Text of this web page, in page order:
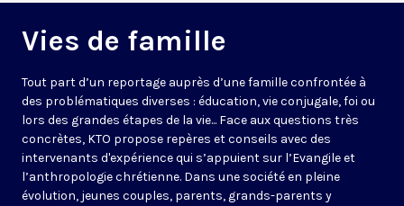
Vies de famille
Tout part d’un reportage auprès d’une famille confrontée à
des problématiques diverses : éducation, vie conjugale, foi ou
lors des grandes étapes de la vie... Face aux questions très
concrètes, KTO propose repères et conseils avec des
intervenants d'expérience qui s’appuient sur l’Evangile et
l’anthropologie chrétienne. Dans une société en pleine
évolution, jeunes couples, parents, grands-parents y